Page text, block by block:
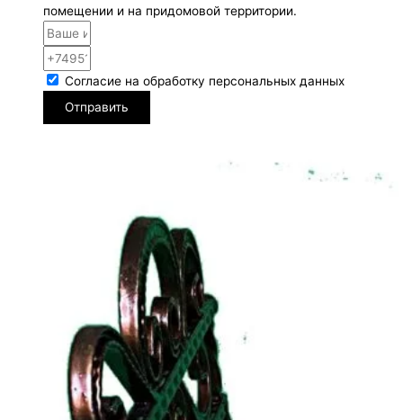
помещении и на придомовой территории.
Согласие на обработку персональных данных
Отправить